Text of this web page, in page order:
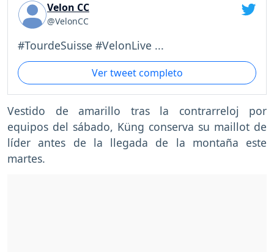
Velon CC
@VelonCC
#TourdeSuisse #VelonLive ...
Ver tweet completo
Vestido de amarillo tras la contrarreloj por
equipos del sábado, Küng conserva su maillot de
líder antes de la llegada de la montaña este
martes.